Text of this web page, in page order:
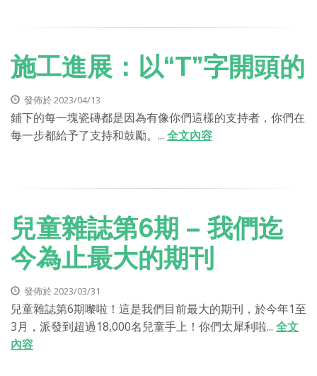
施工進展：以“T”字開頭的
發佈於 2023/04/13
鋪下的每一塊瓷磚都是因為有像你們這樣的支持者，你們在
每一步都給予了支持和鼓勵。... 全文內容
兒童雜誌第6期 – 我們迄
今為止最大的期刊
發佈於 2023/03/31
兒童雜誌第6期嚟啦！這是我們目前最大的期刊，於今年1至
3月，派發到超過18,000名兒童手上！你們太犀利啦... 全文
內容